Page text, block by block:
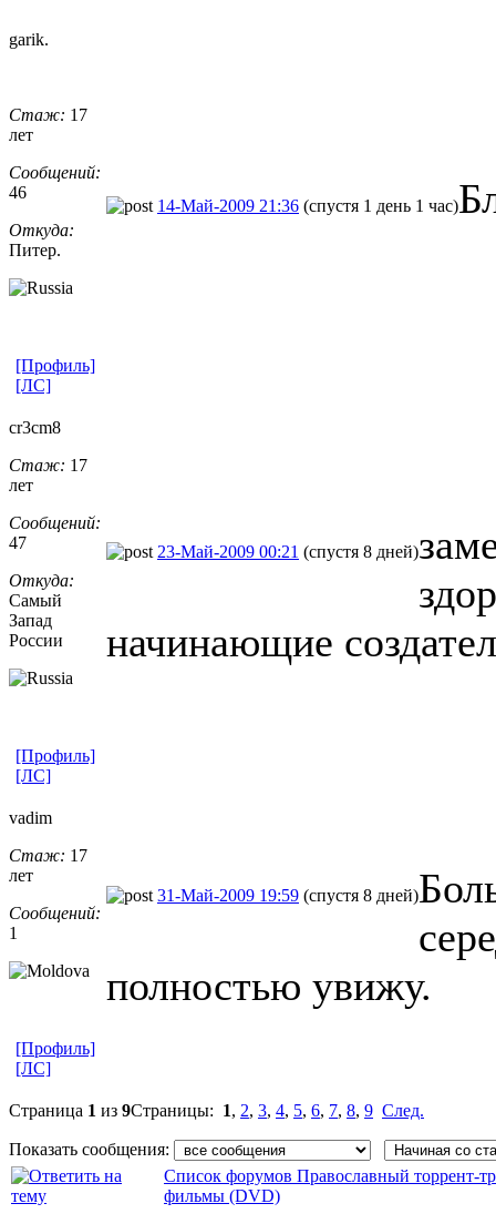
garik.
Стаж: 17
лет
Сообщений:
46
Откуда:
Питер.
14-Май-2009 21:36 (спустя 1 день 1 час)
[Профиль]
[ЛС]
cr3cm8
Стаж: 17
лет
Сообщений:
47
Откуда:
Самый
Запад
России
23-Май-2009 00:21 (спустя 8 дней)
начинающие
[Профиль]
[ЛС]
vadim
Стаж: 17
лет
Сообщений:
1
31-Май-2009 19:59 (спустя 8 дней)
полностью увижу.
[Профиль]
[ЛС]
Страница 1 из 9Страницы: 1, 2, 3, 4, 5, 6, 7, 8, 9 След.
Показать сообщения:
Список форумов Православный торрент-
фильмы (DVD)